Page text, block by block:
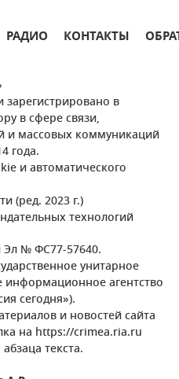
РАДИО КОНТАКТЫ
в
в сфере связи,
и массовых коммуникаций
года.
и автоматического
(ред. 2023 г.)
технологий
Эл № ФС77-57640.
унитарное
агентство
сегодня»).
и новостей сайта
на https://crimea.ria.ru
текста.